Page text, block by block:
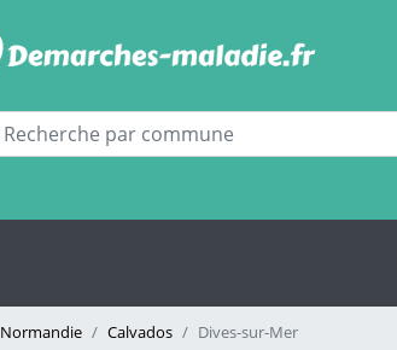
Normandie Calvados Dives-sur-Mer